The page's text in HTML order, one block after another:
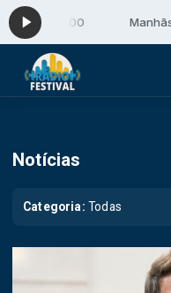
09:00 Manhãs da
Notícias
Categoria: Todas